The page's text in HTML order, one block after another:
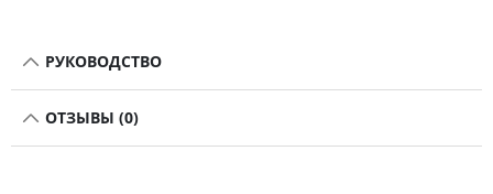
РУКОВОДСТВО
ОТЗЫВЫ (0)